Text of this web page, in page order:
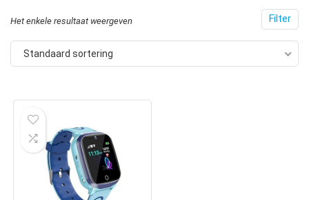
Filter
Het enkele resultaat weergeven
Standaard sortering